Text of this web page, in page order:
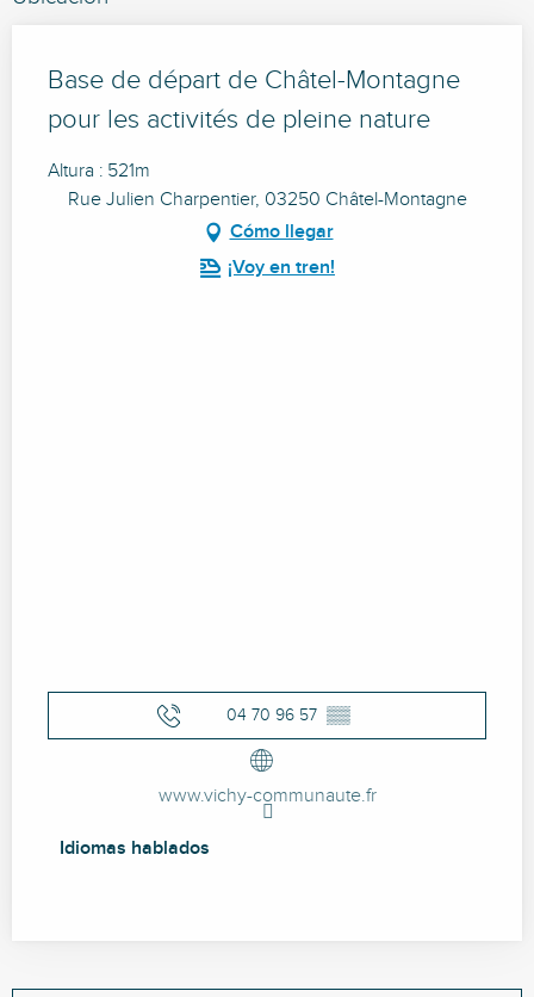
Base de départ de Châtel-Montagne
pour les activités de pleine nature
Altura : 521m
Rue Julien Charpentier, 03250 Châtel-Montagne
Cómo llegar
¡Voy en tren!
04 70 96 57 ▒▒
www.vichy-communaute.fr
Idiomas hablados
Idiomas hablados